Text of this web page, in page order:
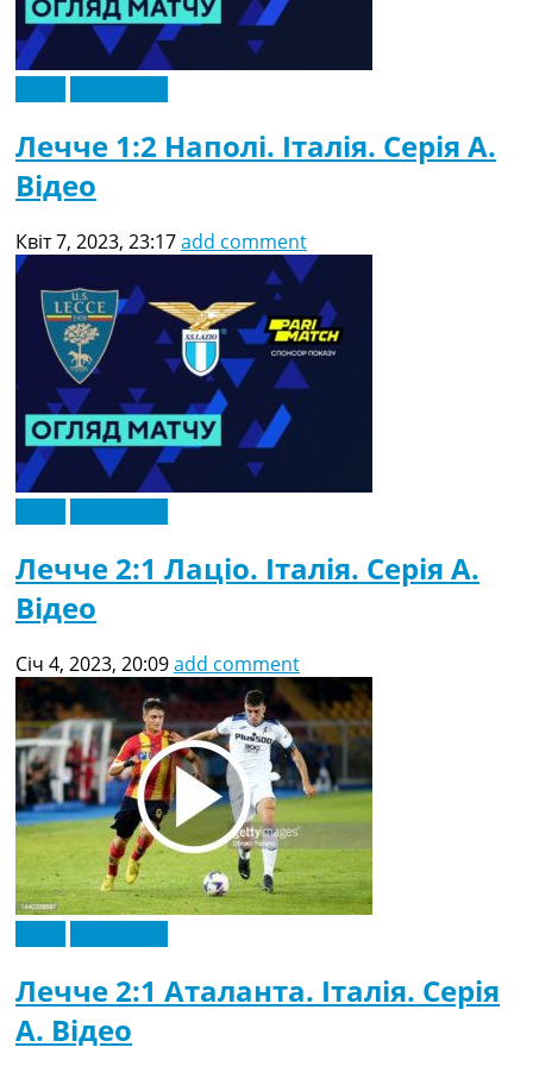
Лечче 1:2 Наполі. Італія. Серія A.
Відео
Квіт 7, 2023, 23:17add comment
Лечче 2:1 Лаціо. Італія. Серія A.
Відео
Січ 4, 2023, 20:09add comment
Лечче 2:1 Аталанта. Італія. Серія
A. Відео